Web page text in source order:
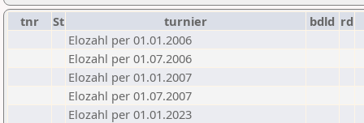
tnr St turnier bdld rd
Elozahl per 01.01.2006
Elozahl per 01.07.2006
Elozahl per 01.01.2007
Elozahl per 01.07.2007
Elozahl per 01.01.2023